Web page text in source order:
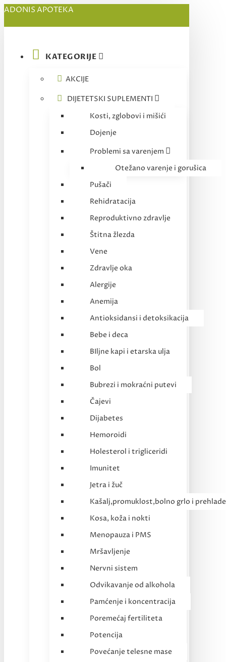
ADONIS APOTEKA
KATEGORIJE
AKCIJE
DIJETETSKI SUPLEMENTI
Kosti, zglobovi i mišići
Dojenje
Problemi sa varenjem
Otežano varenje i gorušica
Pušači
Rehidratacija
Reproduktivno zdravlje
Štitna žlezda
Vene
Zdravlje oka
Alergije
Anemija
Antioksidansi i detoksikacija
Bebe i deca
BIljne kapi i etarska ulja
Bol
Bubrezi i mokraćni putevi
Čajevi
Dijabetes
Hemoroidi
Holesterol i trigliceridi
Imunitet
Jetra i žuč
Kašalj,promuklost,bolno grlo i prehlade
Kosa, koža i nokti
Menopauza i PMS
Mršavljenje
Nervni sistem
Odvikavanje od alkohola
Pamćenje i koncentracija
Poremećaj fertiliteta
Potencija
Povećanje telesne mase